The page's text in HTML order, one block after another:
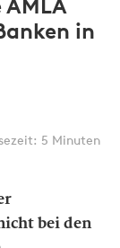
in
5 Minuten
bei den